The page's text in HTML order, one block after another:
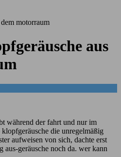
motorraum
aus
während der fahrt und nur im
die unregelmäßig
aufweisen von sich, dachte erst
geräusche noch da. wer kann